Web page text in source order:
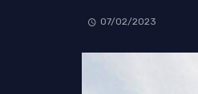
07/02/2023